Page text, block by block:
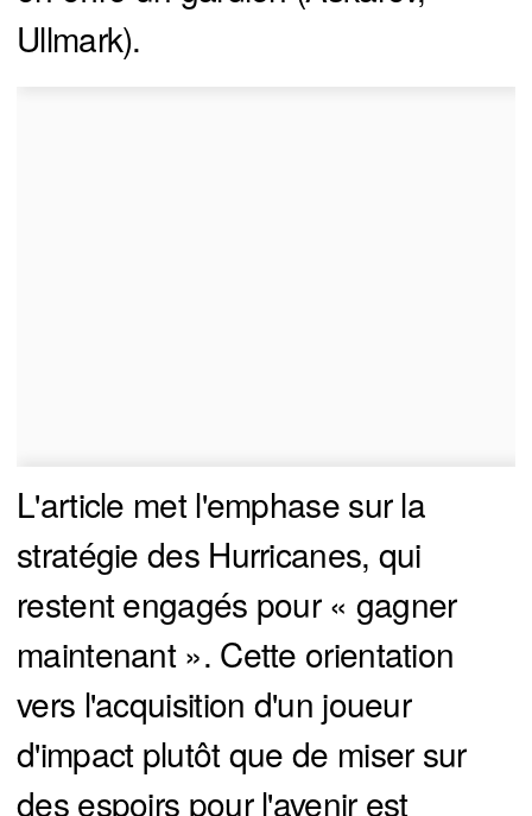
Ullmark).
L'article met l'emphase sur la
stratégie des Hurricanes, qui
restent engagés pour « gagner
maintenant ». Cette orientation
vers l'acquisition d'un joueur
d'impact plutôt que de miser sur
des espoirs pour l'avenir est